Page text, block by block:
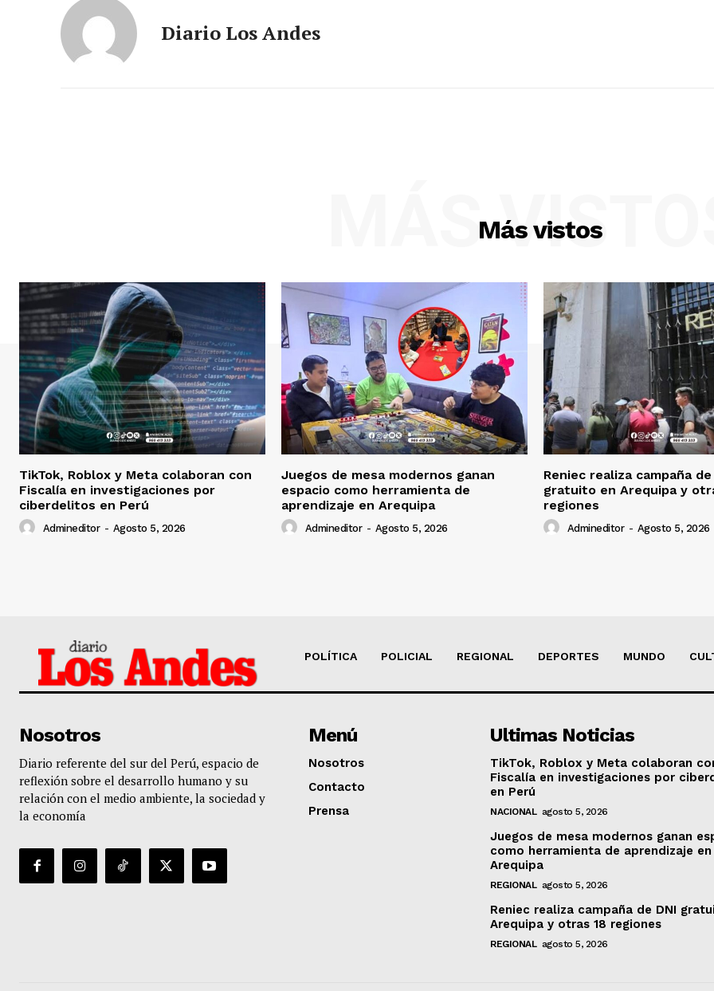
Diario Los Andes
Más vistos
MÁS
TikTok, Roblox y Meta colaboran con
Fiscalía en investigaciones por
ciberdelitos en Perú
Admineditor - Agosto 5, 2026
Juegos de mesa modernos ganan
espacio como herramienta de
aprendizaje en Arequipa
Admineditor - Agosto 5, 2026
Reniec realiza campaña de
gratuito en Arequipa y
regiones
Admineditor - Agosto 5, 2026
POLÍTICA POLICIAL REGIONAL DEPORTES MUNDO
Nosotros
Diario referente del sur del Perú, espacio de
reflexión sobre el desarrollo humano y su
relación con el medio ambiente, la sociedad y
la economía
Menú
Nosotros
Contacto
Prensa
Ultimas Noticias
TikTok, Roblox y Meta colaboran
Fiscalía en investigaciones por
en Perú
NACIONAL agosto 5, 2026
Juegos de mesa modernos ganan
como herramienta de aprendizaje en
Arequipa
REGIONAL agosto 5, 2026
Reniec realiza campaña de DNI
Arequipa y otras 18 regiones
REGIONAL agosto 5, 2026